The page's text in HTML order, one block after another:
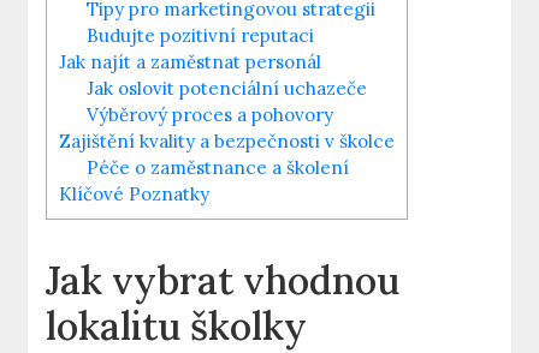
Tipy pro marketingovou strategii
Budujte pozitivní reputaci
Jak najít a zaměstnat personál
Jak oslovit potenciální uchazeče
Výběrový proces a pohovory
Zajištění kvality a bezpečnosti v školce
Péče o zaměstnance a školení
Klíčové Poznatky
Jak vybrat vhodnou
lokalitu školky